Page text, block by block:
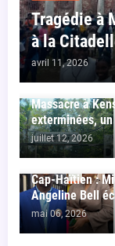
Tragédie à
à la
avril 11, 2026
Massacre à
exterminées,
juillet 12, 2026
Cap-Haïtien :
Angeline Bell
mai 06, 2026